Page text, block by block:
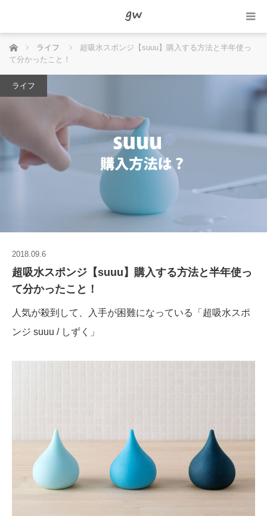
ホーム ライフ
超吸水スポンジ【suuu】購入する方法と半年使っ
て分かったこと！
ライフ
2018.09.6
超吸水スポンジ【suuu】購入する方法と半年使っ
て分かったこと！
人気が殺到して、入手が困難になっている「超吸水スポ
ンジ suuu / しずく」